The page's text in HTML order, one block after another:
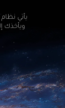
ويأخذك